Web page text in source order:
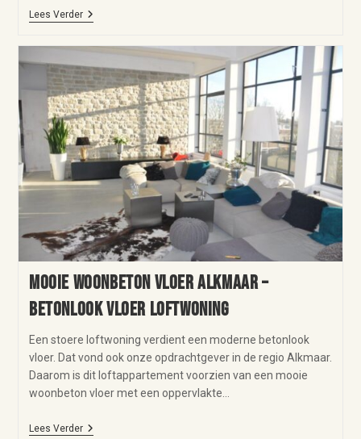
Lees Verder
Mooie woonbeton vloer Alkmaar –
betonlook vloer loftwoning
Een stoere loftwoning verdient een moderne betonlook
vloer. Dat vond ook onze opdrachtgever in de regio Alkmaar.
Daarom is dit loftappartement voorzien van een mooie
woonbeton vloer met een oppervlakte…
Lees Verder